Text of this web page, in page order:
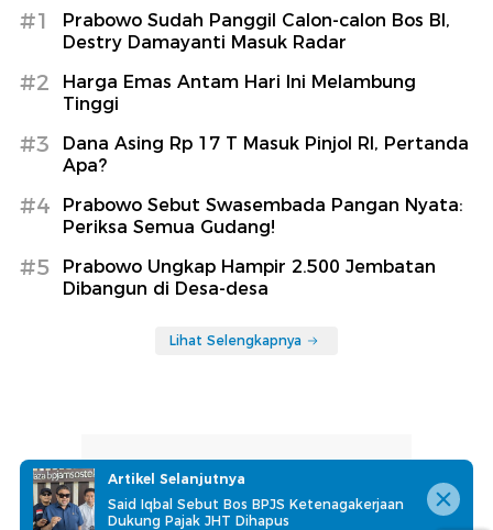
#1
Prabowo Sudah Panggil Calon-calon Bos BI,
Destry Damayanti Masuk Radar
#2
Harga Emas Antam Hari Ini Melambung
Tinggi
#3
Dana Asing Rp 17 T Masuk Pinjol RI, Pertanda
Apa?
#4
Prabowo Sebut Swasembada Pangan Nyata:
Periksa Semua Gudang!
#5
Prabowo Ungkap Hampir 2.500 Jembatan
Dibangun di Desa-desa
Lihat Selengkapnya
Artikel Selanjutnya
Said Iqbal Sebut Bos BPJS Ketenagakerjaan
Dukung Pajak JHT Dihapus